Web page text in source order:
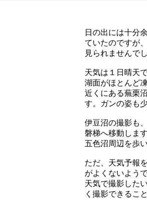
日の出には十分
ていたのですが
見られ
天気は１日晴天
湖面がほとんど
近くにある蕪栗
す。ガンの姿
伊豆沼の撮影も
磐梯へ移動しま
五色沼周辺を
ただ、天気予報
がよくないよう
天気で撮影した
く撮影でき